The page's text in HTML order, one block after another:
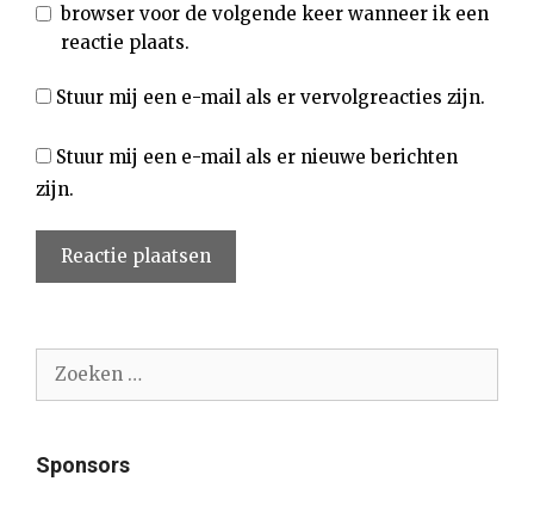
browser voor de volgende keer wanneer ik een
reactie plaats.
Stuur mij een e-mail als er vervolgreacties zijn.
Stuur mij een e-mail als er nieuwe berichten
zijn.
naar:
Sponsors